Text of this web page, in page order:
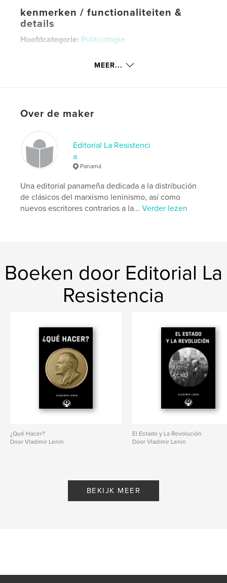
kenmerken / functionaliteiten &
details
Hoofdcategorie: Politicologie
Trefwoorden
eurocomunismo , ,
MEER...
Over de maker
Editorial La Resistenci
a
Panamá
Una editorial panameña dedicada a la distribución
de clásicos del marxismo leninismo, así como
nuevos escritores contrarios a la...Verder lezen
Boeken door Editorial La
Resistencia
¿Qué Hacer?
Door Vladimir Lenin
El Estado y La Revolución
Door Vladimir Lenin
BEKIJK MEER